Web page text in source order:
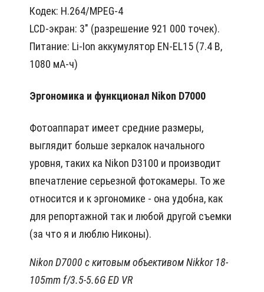
Кодек: H.264/MPEG-4
LCD-экран: 3" (разрешение 921 000 точек).
Питание: Li-Ion аккумулятор EN-EL15 (7.4 В,
1080 мА-ч)
Эргономика и функционал Nikon D7000
Фотоаппарат имеет средние размеры,
выглядит больше зеркалок начального
уровня, таких ка Nikon D3100 и производит
впечатление серьезной фотокамеры. То же
относится и к эргономике - она удобна, как
для репортажной так и любой другой съемки
(за что я и люблю Никоны).
Nikon D7000 с китовым объективом Nikkor 18-
105mm f/3.5-5.6G ED VR